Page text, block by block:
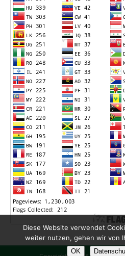
Diese Website verwendet
weiter nutzen, gehen wir von
OK